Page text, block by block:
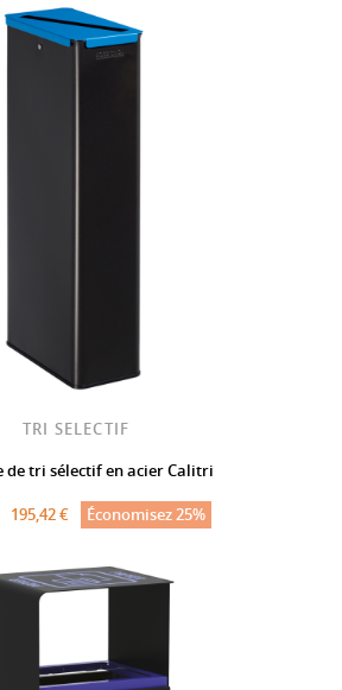
TRI SELECTIF
de tri sélectif en acier Calitri
195,42 € Économisez 25%